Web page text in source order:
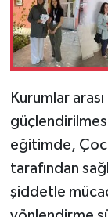
Kurumlar
eğitimde,
tarafından
şiddetle